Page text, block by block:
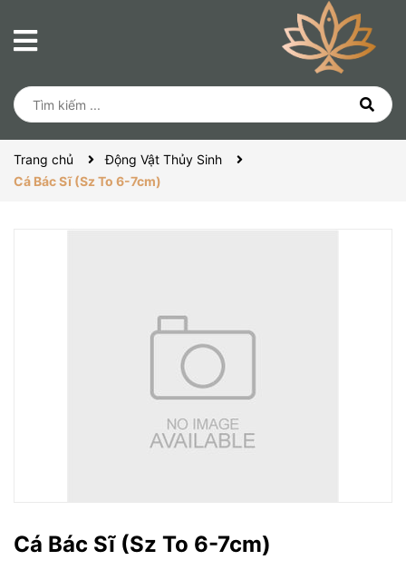
Trang chủ
Động Vật Thủy Sinh
Cá Bác Sĩ (Sz To 6-7cm)
Cá Bác Sĩ (Sz To 6-7cm)